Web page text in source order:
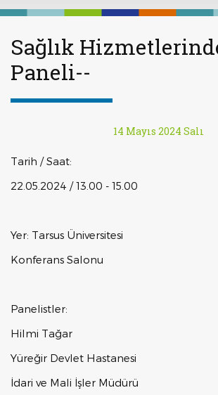
Sağlık
Paneli--
14 Mayıs 2024 Salı
Tarih / Saat:
22.05.2024 / 13.00 - 15.00
Yer: Tarsus Üniversitesi
Konferans Salonu
Panelistler:
Hilmi Tağar
Yüreğir Devlet Hastanesi
İdari ve Mali İşler Müdürü